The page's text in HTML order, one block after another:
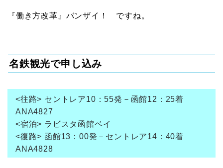
『働き方改革』バンザイ！ ですね。
名鉄観光で申し込み
<往路> セントレア10：55発－函館12：25着
ANA4827
<宿泊> ラビスタ函館ベイ
<復路> 函館13：00発－セントレア14：40着
ANA4828